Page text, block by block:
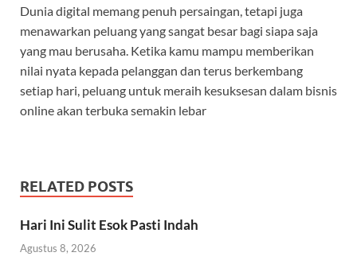
Dunia digital memang penuh persaingan, tetapi juga
menawarkan peluang yang sangat besar bagi siapa saja
yang mau berusaha. Ketika kamu mampu memberikan
nilai nyata kepada pelanggan dan terus berkembang
setiap hari, peluang untuk meraih kesuksesan dalam bisnis
online akan terbuka semakin lebar
RELATED POSTS
Hari Ini Sulit Esok Pasti Indah
Agustus 8, 2026